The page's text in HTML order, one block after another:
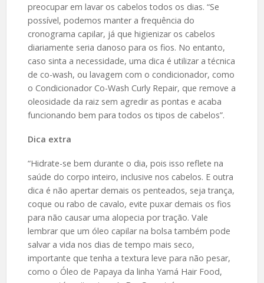
preocupar em lavar os cabelos todos os dias. “Se
possível, podemos manter a frequência do
cronograma capilar, já que higienizar os cabelos
diariamente seria danoso para os fios. No entanto,
caso sinta a necessidade, uma dica é utilizar a técnica
de co-wash, ou lavagem com o condicionador, como
o Condicionador Co-Wash Curly Repair, que remove a
oleosidade da raiz sem agredir as pontas e acaba
funcionando bem para todos os tipos de cabelos”.
Dica extra
“Hidrate-se bem durante o dia, pois isso reflete na
saúde do corpo inteiro, inclusive nos cabelos. E outra
dica é não apertar demais os penteados, seja trança,
coque ou rabo de cavalo, evite puxar demais os fios
para não causar uma alopecia por tração. Vale
lembrar que um óleo capilar na bolsa também pode
salvar a vida nos dias de tempo mais seco,
importante que tenha a textura leve para não pesar,
como o Óleo de Papaya da linha Yamá Hair Food,